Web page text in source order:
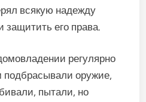
всякую надежду
защитить его права.
регулярно
оружие,
пытали, но